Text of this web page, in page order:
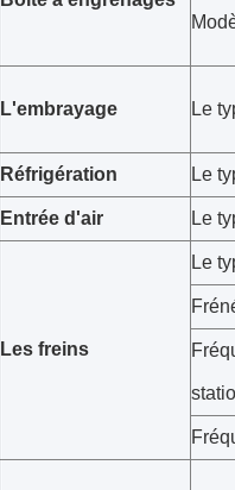
L'embrayage Le
Réfrigération Le
Entrée d'air Le
Les freins
Le